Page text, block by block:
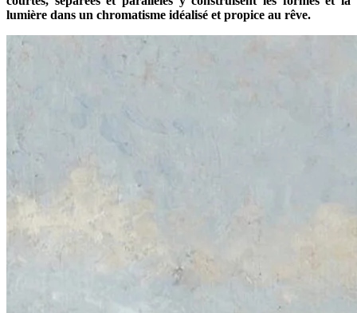
lumière dans un chromatisme idéalisé et propice au rêve.